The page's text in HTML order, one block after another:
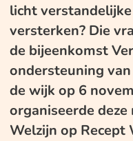
licht
versterken? Die
de bijeenkomst
ondersteuning
de wijk op 6
organiseerde
Welzijn op Recept